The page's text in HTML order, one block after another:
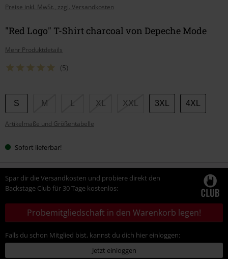
Preise inkl. MwSt., zzgl. Versandkosten
"Red Logo" T-Shirt charcoal von Depeche Mode
Mehr Produktdetails
(5)
Wähle
deine
Größe
S M XL XXL 3XL 4XL
Artikelmaße und Größentabelle
Sofort lieferbar!
Spar dir die Versandkosten und probiere direkt den
Backstage Club für 30 Tage kostenlos:
Probemitgliedschaft in den Warenkorb legen!
Falls du schon Mitglied bist, kannst du dich hier einloggen:
Jetzt einloggen